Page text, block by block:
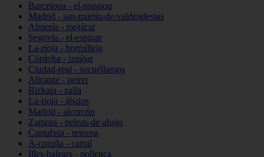
Barcelona - el-masnou
Madrid - san-martín-de-valdeiglesias
Almería - mojácar
Segovia - el-espinar
La-rioja - hormilleja
Córdoba - iznájar
Ciudad-real - socuéllamos
Alicante - petrer
Bizkaia - zalla
La-rioja - ábalos
Madrid - alcorcón
Zamora - peleas-de-abajo
Cantabria - reinosa
A-coruña - carral
Illes-balears - pollença